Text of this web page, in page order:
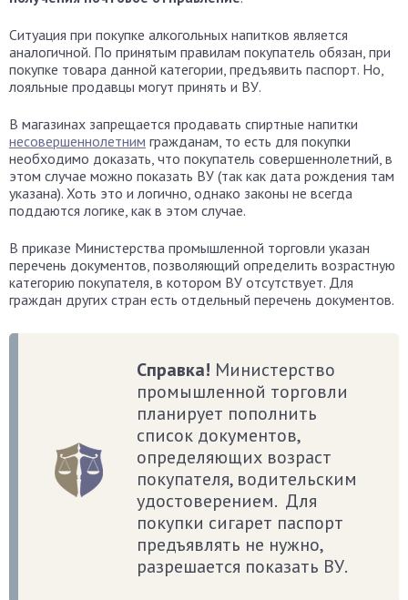
Ситуация при покупке алкогольных напитков является
аналогичной. По принятым правилам покупатель обязан, при
покупке товара данной категории, предъявить паспорт. Но,
лояльные продавцы могут принять и ВУ.
В магазинах запрещается продавать спиртные напитки
несовершеннолетним гражданам, то есть для покупки
необходимо доказать, что покупатель совершеннолетний, в
этом случае можно показать ВУ (так как дата рождения там
указана). Хоть это и логично, однако законы не всегда
поддаются логике, как в этом случае.
В приказе Министерства промышленной торговли указан
перечень документов, позволяющий определить возрастную
категорию покупателя, в котором ВУ отсутствует. Для
граждан других стран есть отдельный перечень документов.
Справка! Министерство
промышленной торговли
планирует пополнить
список документов,
определяющих возраст
покупателя, водительским
удостоверением. Для
покупки сигарет паспорт
предъявлять не нужно,
разрешается показать ВУ.